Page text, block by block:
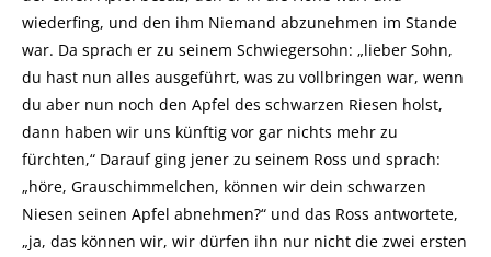
wiederfing, und den ihm Niemand abzunehmen im Stande
war. Da sprach er zu seinem Schwiegersohn: „lieber Sohn,
du hast nun alles ausgeführt, was zu vollbringen war, wenn
du aber nun noch den Apfel des schwarzen Riesen holst,
dann haben wir uns künftig vor gar nichts mehr zu
fürchten,“ Darauf ging jener zu seinem Ross und sprach:
„höre, Grauschimmelchen, können wir dein schwarzen
Niesen seinen Apfel abnehmen?“ und das Ross antwortete,
„ja, das können wir, wir dürfen ihn nur nicht die zwei ersten